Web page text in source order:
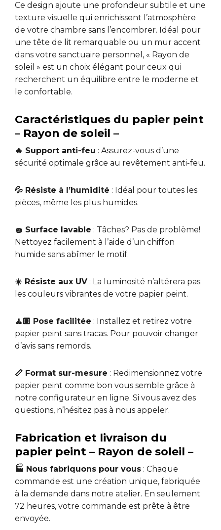
Ce design ajoute une profondeur subtile et une
texture visuelle qui enrichissent l’atmosphère
de votre chambre sans l’encombrer. Idéal pour
une tête de lit remarquable ou un mur accent
dans votre sanctuaire personnel, « Rayon de
soleil » est un choix élégant pour ceux qui
recherchent un équilibre entre le moderne et
le confortable.
Caractéristiques du papier peint
– Rayon de soleil –
🔥 Support anti-feu : Assurez-vous d’une
sécurité optimale grâce au revêtement anti-feu.
💦 Résiste à l’humidité : Idéal pour toutes les
pièces, même les plus humides.
🧽 Surface lavable : Tâches? Pas de problème!
Nettoyez facilement à l’aide d’un chiffon
humide sans abîmer le motif.
☀️ Résiste aux UV : La luminosité n’altérera pas
les couleurs vibrantes de votre papier peint.
🧘🏼 Pose facilitée : Installez et retirez votre
papier peint sans tracas. Pour pouvoir changer
d’avis sans remords.
📏 Format sur-mesure : Redimensionnez votre
papier peint comme bon vous semble grâce à
notre configurateur en ligne. Si vous avez des
questions, n’hésitez pas à nous appeler.
Fabrication et livraison du
papier peint – Rayon de soleil –
🏭 Nous fabriquons pour vous : Chaque
commande est une création unique, fabriquée
à la demande dans notre atelier. En seulement
72 heures, votre commande est prête à être
envoyée.